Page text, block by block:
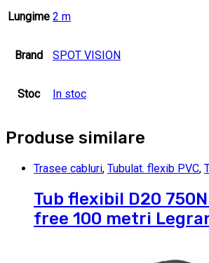
Lungime 2 m
Brand SPOT VISION
Stoc In stoc
Produse similare
Trasee cabluri, Tubulat. flexib PVC,
Tub flexibil D20
free 100 metri